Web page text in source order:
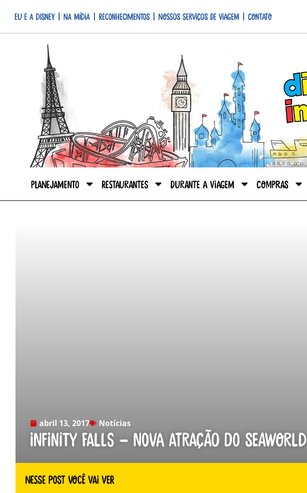
Eu e a Disney Na mídia Reconhecimentos Nossos serviços de viagem Contato
Planejamento Restaurantes Durante a Viagem Compras
abril 13, 2017 Notícias
Infinity Falls – Nova atração do SeaWorld
Nesse Post você vai ver